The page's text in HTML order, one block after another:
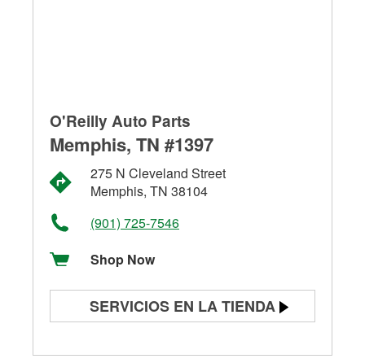
O'Reilly Auto Parts
Memphis, TN #1397
275 N Cleveland Street
Memphis, TN 38104
(901) 725-7546
Shop Now
SERVICIOS EN LA TIENDA